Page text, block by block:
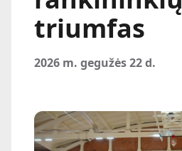
triumfas
2026 m. gegužės 22 d.